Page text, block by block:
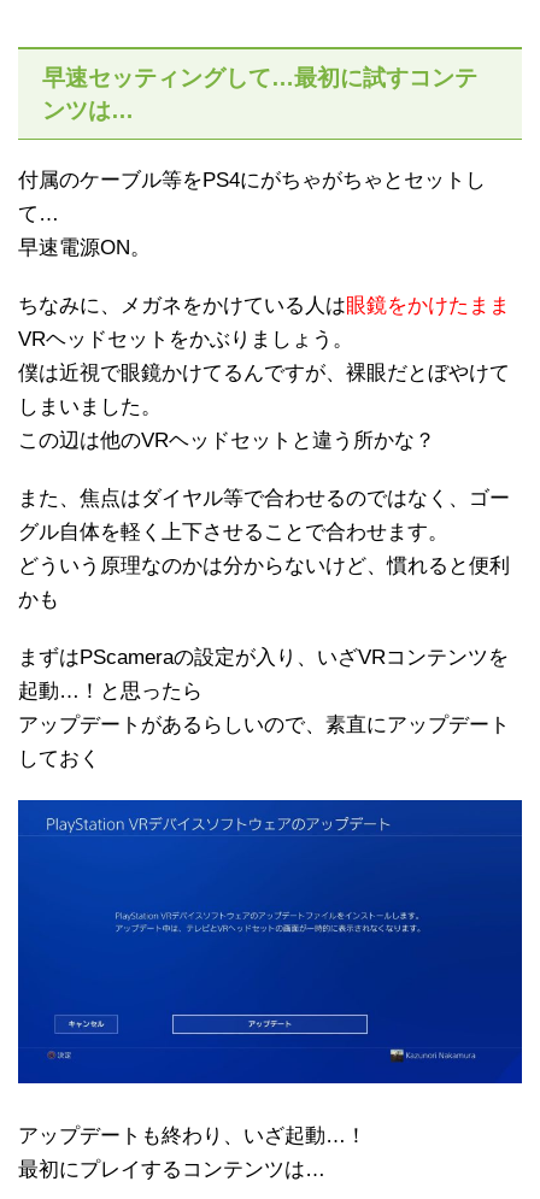
早速セッティングして…最初に試すコンテ
ンツは…
付属のケーブル等をPS4にがちゃがちゃとセットし
て…
早速電源ON。
ちなみに、メガネをかけている人は眼鏡をかけたまま
VRヘッドセットをかぶりましょう。
僕は近視で眼鏡かけてるんですが、裸眼だとぼやけて
しまいました。
この辺は他のVRヘッドセットと違う所かな？
また、焦点はダイヤル等で合わせるのではなく、ゴー
グル自体を軽く上下させることで合わせます。
どういう原理なのかは分からないけど、慣れると便利
かも
まずはPScameraの設定が入り、いざVRコンテンツを
起動…！と思ったら
アップデートがあるらしいので、素直にアップデート
しておく
アップデートも終わり、いざ起動…！
最初にプレイするコンテンツは…